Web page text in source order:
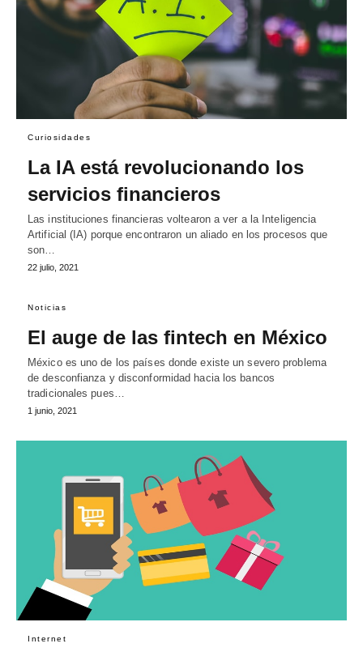
Curiosidades
La IA está revolucionando los
servicios financieros
Las instituciones financieras voltearon a ver a la Inteligencia
Artificial (IA) porque encontraron un aliado en los procesos que
son…
22 julio, 2021
Noticias
El auge de las fintech en México
México es uno de los países donde existe un severo problema
de desconfianza y disconformidad hacia los bancos
tradicionales pues…
1 junio, 2021
Internet